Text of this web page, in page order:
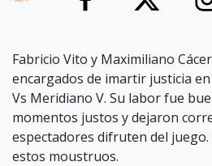
Fabricio Vito y Maximiliano
encargados de imartir justicia
Vs Meridiano V. Su labor fue
momentos justos y dejaron
espectadores difruten del juego.
estos moustruos.